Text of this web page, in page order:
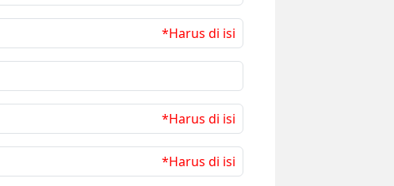
*Harus di isi
*Harus di isi
*Harus di isi